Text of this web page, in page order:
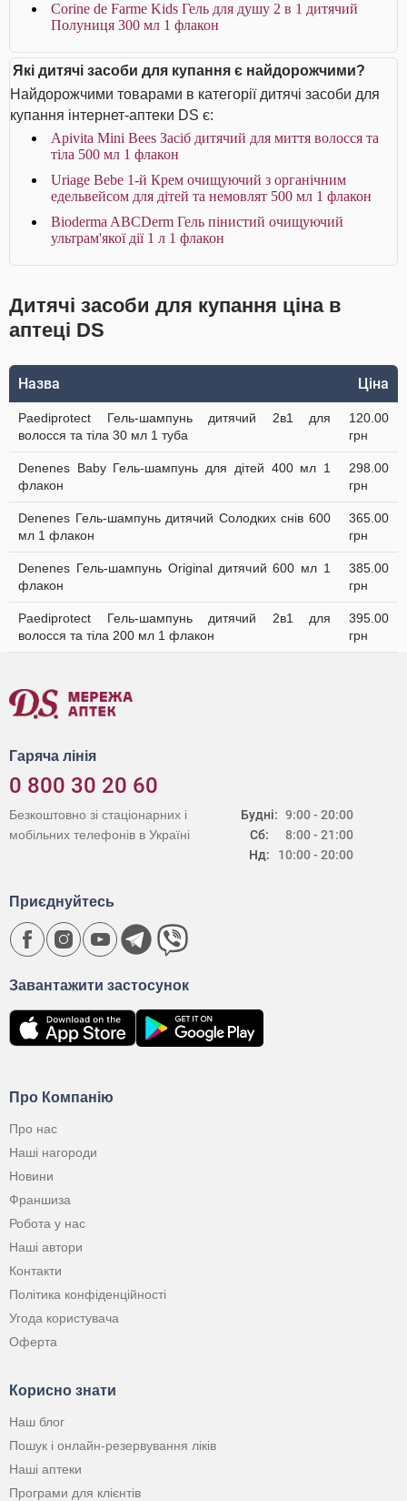
Corine de Farme Kids Гель для душу 2 в 1 дитячий
Полуниця 300 мл 1 флакон
Які дитячі засоби для купання є найдорожчими?
Найдорожчими товарами в категорії дитячі засоби для
купання інтернет-аптеки DS є:
Apivita Mini Bees Засіб дитячий для миття волосся та
тіла 500 мл 1 флакон
Uriage Bebe 1-й Крем очищуючий з органічним
едельвейсом для дітей та немовлят 500 мл 1 флакон
Bioderma ABCDerm Гель пінистий очищуючий
ультрам'якої дії 1 л 1 флакон
Дитячі засоби для купання ціна в
аптеці DS
Назва Ціна
Paediprotect Гель-шампунь дитячий 2в1 для
волосся та тіла 30 мл 1 туба
120.00
грн
Denenes Baby Гель-шампунь для дітей 400 мл 1
флакон
298.00
грн
Denenes Гель-шампунь дитячий Солодких снів 600
мл 1 флакон
365.00
грн
Denenes Гель-шампунь Original дитячий 600 мл 1
флакон
385.00
грн
Paediprotect Гель-шампунь дитячий 2в1 для
волосся та тіла 200 мл 1 флакон
395.00
грн
Гаряча лінія
0 800 30 20 60
Будні:
Сб:
Нд:
9:00 - 20:00
8:00 - 21:00
10:00 - 20:00
Безкоштовно зі стаціонарних і
мобільних телефонів в Україні
Про Компанію
Про нас
Наші нагороди
Новини
Франшиза
Робота у нас
Наші автори
Контакти
Політика конфіденційності
Угода користувача
Оферта
Корисно знати
Наш блог
Пошук і онлайн-резервування ліків
Наші аптеки
Програми для клієнтів
Завантажити застосунок
Приєднуйтесь